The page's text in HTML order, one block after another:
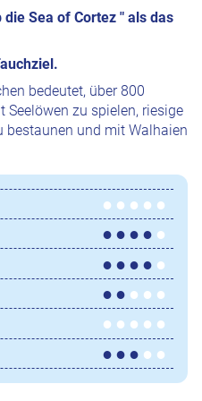
Sea of Cortez " als das
bedeutet, über 800
Seelöwen zu spielen, riesige
bestaunen und mit Walhaien